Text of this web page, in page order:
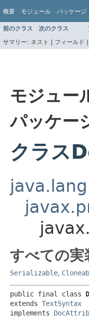
概要 モジュール パッケージ
前のクラス 次のクラス
サマリー: ネスト | フィールド |
モジュー
パッケー
クラス
すべての
Serializable
public final class
extends TextSyntax
implements